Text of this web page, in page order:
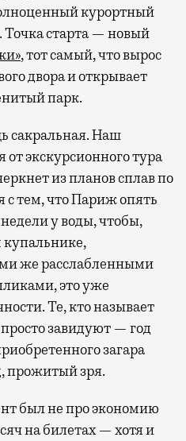
курортный
Точка старта — новый
, тот самый, что вырос
двора и открывает
парк.
сакральная. Наш
от экскурсионного тура
из планов сплав по
тем, что Париж опять
у воды, чтобы,
купальнике,
же расслабленными
это уже
Те, кто называет
завидуют — год
загара
прожитый зря.
был не про экономию
на билетах — хотя и